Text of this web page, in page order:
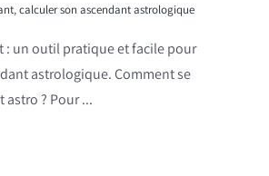
,calculer son ascendant astrologique
: un outil pratique et facile pour
astrologique. Comment se
astro ? Pour ...